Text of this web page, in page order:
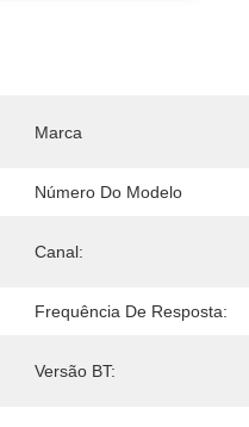
Marca
Número Do Modelo
Canal:
Frequência De Resposta:
Versão BT: